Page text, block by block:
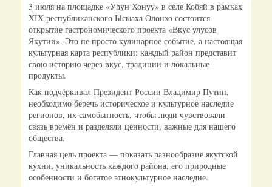
3 июля на площадке «Уһун Хонуу» в селе Кобяй в рамках
XIX республиканского Ысыаха Олонхо состоится
открытие гастрономического проекта «Вкус улусов
Якутии». Это не просто кулинарное событие, а настоящая
культурная карта республики: каждый район представит
свою историю через вкус, традиции и локальные
продукты.
Как подчёркивал Президент России Владимир Путин,
необходимо беречь историческое и культурное наследие
регионов, их самобытность, чтобы люди чувствовали
связь времён и разделяли ценности, важные для нашего
общества.
Главная цель проекта — показать разнообразие якутской
кухни, уникальность каждого района, его природные
особенности и богатое этнокультурное наследие.